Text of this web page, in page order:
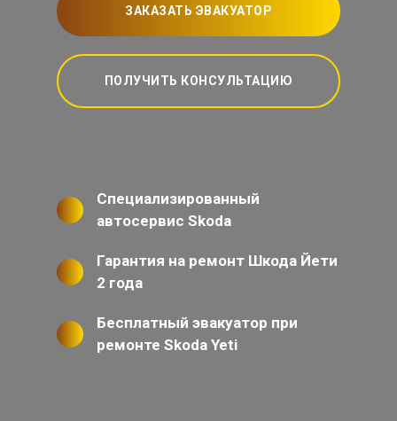
ЗАКАЗАТЬ ЭВАКУАТОР
ПОЛУЧИТЬ КОНСУЛЬТАЦИЮ
Специализированный
автосервис Skoda
Гарантия на ремонт Шкода Йети
2 года
Бесплатный эвакуатор при
ремонте Skoda Yeti